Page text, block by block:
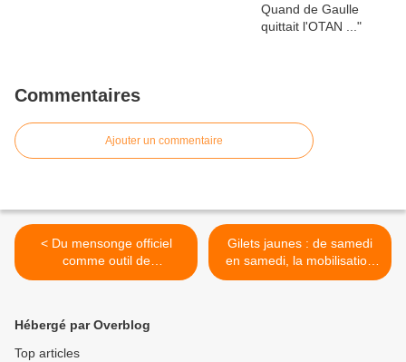
Commentaires
Ajouter un commentaire
< Du mensonge officiel
comme outil de
gouvernance
Gilets jaunes : de samedi
en samedi, la mobilisation
reste stable après quatre
Hébergé par Overblog
Top articles